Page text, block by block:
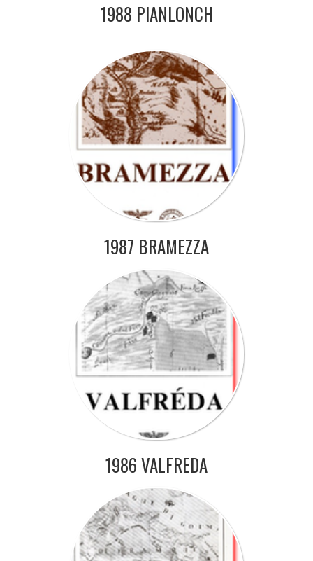
1988 PIANLONCH
1987 BRAMEZZA
1986 VALFREDA